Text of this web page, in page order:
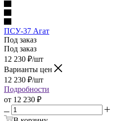
ПСУ-37 Агат
Под заказ
Под заказ
12 230 ₽/шт
Варианты цен
12 230 ₽/шт
Подробности
от 12 230 ₽